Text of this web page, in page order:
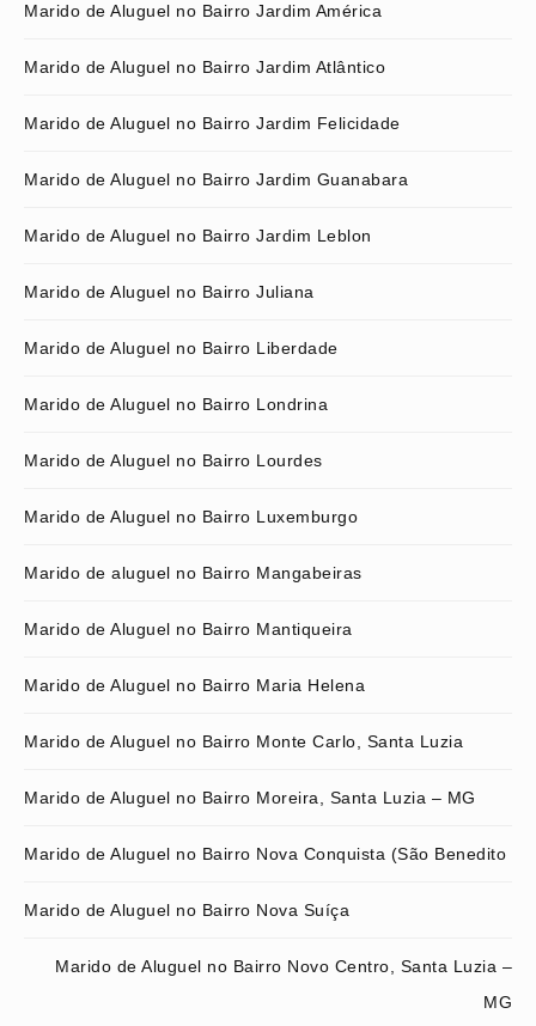
Marido de Aluguel no Bairro Jardim América
Marido de Aluguel no Bairro Jardim Atlântico
Marido de Aluguel no Bairro Jardim Felicidade
Marido de Aluguel no Bairro Jardim Guanabara
Marido de Aluguel no Bairro Jardim Leblon
Marido de Aluguel no Bairro Juliana
Marido de Aluguel no Bairro Liberdade
Marido de Aluguel no Bairro Londrina
Marido de Aluguel no Bairro Lourdes
Marido de Aluguel no Bairro Luxemburgo
Marido de aluguel no Bairro Mangabeiras
Marido de Aluguel no Bairro Mantiqueira
Marido de Aluguel no Bairro Maria Helena
Marido de Aluguel no Bairro Monte Carlo, Santa Luzia
Marido de Aluguel no Bairro Moreira, Santa Luzia – MG
Marido de Aluguel no Bairro Nova Conquista (São Benedito
Marido de Aluguel no Bairro Nova Suíça
Marido de Aluguel no Bairro Novo Centro, Santa Luzia –
MG